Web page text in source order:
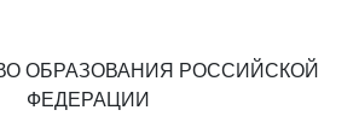
ОБРАЗОВАНИЯ РОССИЙСКОЙ
ФЕДЕРАЦИИ